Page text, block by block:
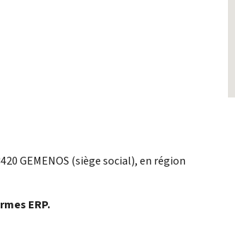
GEMENOS (siège social), en région
ERP.